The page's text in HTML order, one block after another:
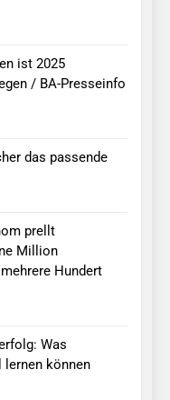
ist 2025
/ BA-Presseinfo
das passende
prellt
Million
Hundert
Was
lernen können